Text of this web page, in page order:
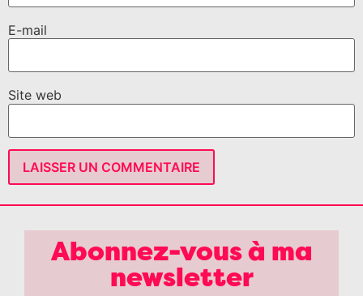
E-mail
Site web
Abonnez-vous à ma
newsletter